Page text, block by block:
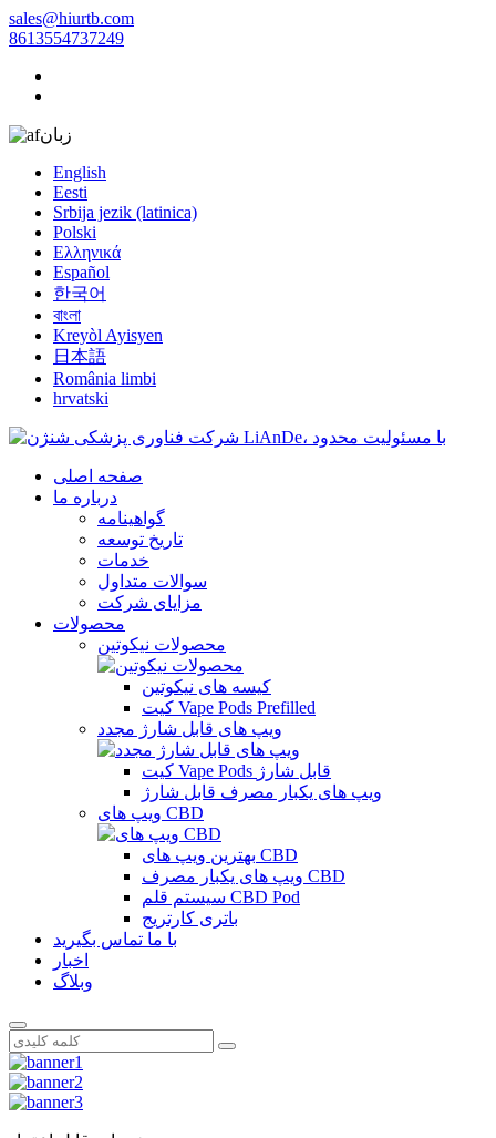
sales@hiurtb.com
8613554737249
زبان
English
Eesti
Srbija jezik (latinica)
Polski
Ελληνικά
Español
한국어
বাংলা
Kreyòl Ayisyen
日本語
România limbi
hrvatski
صفحه اصلی
درباره ما
گواهینامه
تاریخ توسعه
خدمات
سوالات متداول
مزایای شرکت
محصولات
محصولات نیکوتین
کیسه های نیکوتین
کیت Vape Pods Prefilled
ویپ های قابل شارژ مجدد
کیت Vape Pods قابل شارژ
ویپ های یکبار مصرف قابل شارژ
ویپ های CBD
بهترین ویپ های CBD
ویپ های یکبار مصرف CBD
سیستم قلم CBD Pod
باتری کارتریج
با ما تماس بگیرید
اخبار
وبلاگ